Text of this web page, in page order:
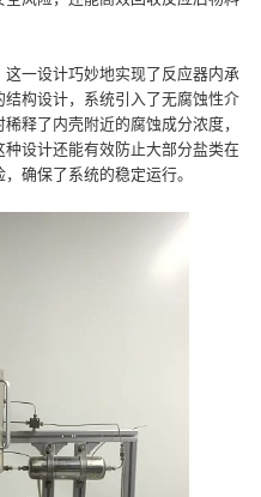
一设计巧妙地实现了反应器内承
构设计，系统引入了无腐蚀性介
释了内壳附近的腐蚀成分浓度，
设计还能有效防止大部分盐类在
确保了系统的稳定运行。